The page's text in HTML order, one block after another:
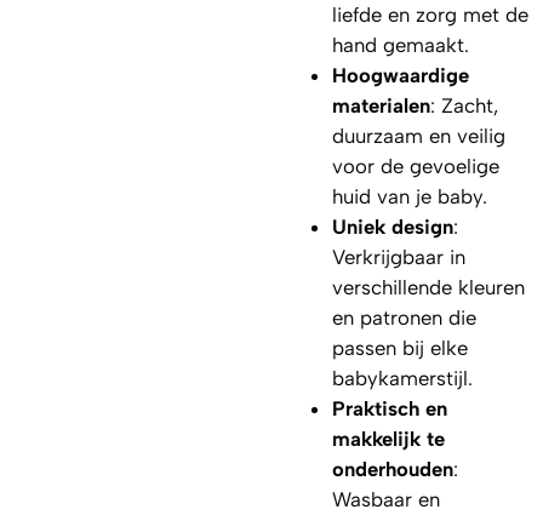
liefde en zorg met de
hand gemaakt.
Hoogwaardige
materialen: Zacht,
duurzaam en veilig
voor de gevoelige
huid van je baby.
Uniek design:
Verkrijgbaar in
verschillende kleuren
en patronen die
passen bij elke
babykamerstijl.
Praktisch en
makkelijk te
onderhouden:
Wasbaar en